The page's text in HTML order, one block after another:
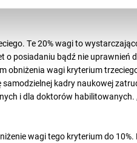
Te 20% wagi to
o posiadaniu bądź nie uprawnień
obniżenia wagi kryterium
kadry naukowej
i dla doktorów habilitowanych.
wagi tego kryterium do 10%.